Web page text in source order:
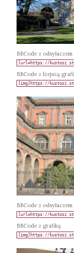
BBCode z
BBCode z lżejszą
BBCode z
BBCode z grafiką